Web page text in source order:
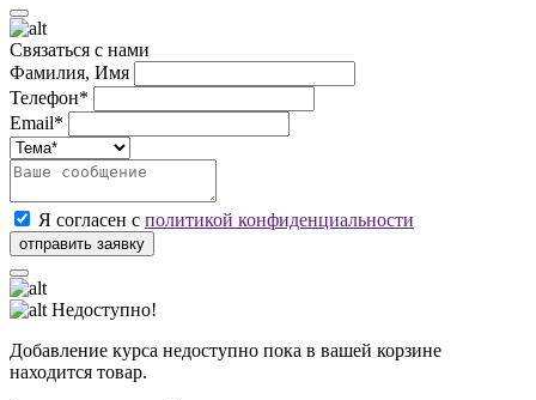
Связаться с нами
Фамилия, Имя
Телефон*
Email*
Я согласен с политикой конфиденциальности
Недоступно!
Добавление курса недоступно пока в вашей корзине
находится товар.